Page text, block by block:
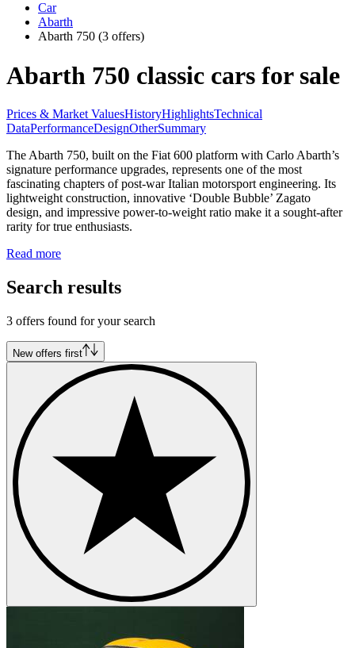
Car
Abarth
Abarth 750 (3 offers)
Abarth 750 classic cars for sale
Prices & Market ValuesHistoryHighlightsTechnical
DataPerformanceDesignOtherSummary
The Abarth 750, built on the Fiat 600 platform with Carlo Abarth’s
signature performance upgrades, represents one of the most
fascinating chapters of post-war Italian motorsport engineering. Its
lightweight construction, innovative ‘Double Bubble’ Zagato
design, and impressive power-to-weight ratio make it a sought-after
rarity for true enthusiasts.
Read more
Search results
3 offers found for your search
New offers first